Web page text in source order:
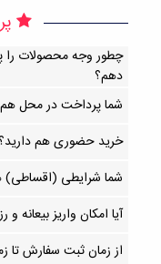
چطور وجه محصولات را
دهم؟
شما پرداخت در محل هم
خرید حضوری هم
شما شرایطی (اقساطی)
آیا امکان واریز بیعانه
از زمان ثبت سفارش